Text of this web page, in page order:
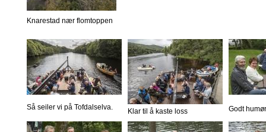
Knarestad nær flomtoppen
Så seiler vi på Tofdalselva. Klar til å kaste loss Godt